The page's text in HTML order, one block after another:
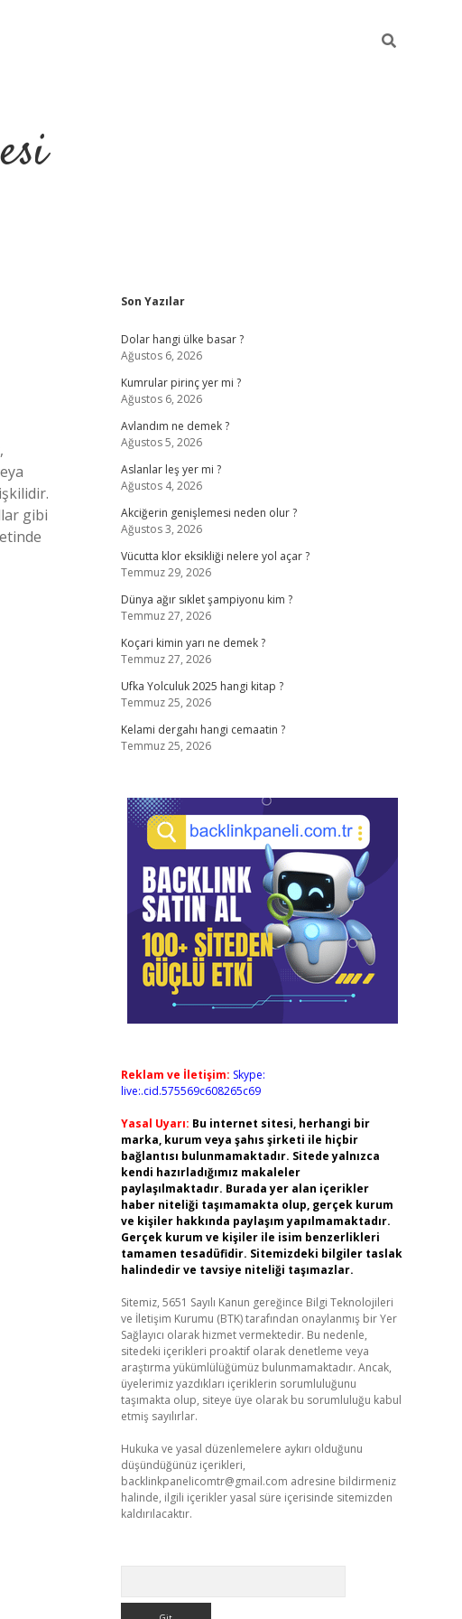
gibi
Sidebar
Son Yazılar
Dolar hangi ülke basar ?
Ağustos 6, 2026
Kumrular pirinç yer mi ?
Ağustos 6, 2026
Avlandım ne demek ?
Ağustos 5, 2026
Aslanlar leş yer mi ?
Ağustos 4, 2026
Akciğerin genişlemesi neden olur ?
Ağustos 3, 2026
Vücutta klor eksikliği nelere yol açar ?
Temmuz 29, 2026
Dünya ağır sıklet şampiyonu kim ?
Temmuz 27, 2026
Koçari kimin yarı ne demek ?
Temmuz 27, 2026
Ufka Yolculuk 2025 hangi kitap ?
Temmuz 25, 2026
Kelami dergahı hangi cemaatin ?
Temmuz 25, 2026
Reklam ve İletişim: Skype:
live:.cid.575569c608265c69
Yasal Uyarı: Bu internet sitesi, herhangi bir
marka, kurum veya şahıs şirketi ile hiçbir
bağlantısı bulunmamaktadır. Sitede yalnızca
kendi hazırladığımız makaleler
paylaşılmaktadır. Burada yer alan içerikler
haber niteliği taşımamakta olup, gerçek kurum
ve kişiler hakkında paylaşım yapılmamaktadır.
Gerçek kurum ve kişiler ile isim benzerlikleri
tamamen tesadüfidir. Sitemizdeki bilgiler taslak
halindedir ve tavsiye niteliği taşımazlar.
Sitemiz, 5651 Sayılı Kanun gereğince Bilgi Teknolojileri
ve İletişim Kurumu (BTK) tarafından onaylanmış bir Yer
Sağlayıcı olarak hizmet vermektedir. Bu nedenle,
sitedeki içerikleri proaktif olarak denetleme veya
araştırma yükümlülüğümüz bulunmamaktadır. Ancak,
üyelerimiz yazdıkları içeriklerin sorumluluğunu
taşımakta olup, siteye üye olarak bu sorumluluğu kabul
etmiş sayılırlar.
Hukuka ve yasal düzenlemelere aykırı olduğunu
düşündüğünüz içerikleri,
backlinkpanelicomtr@gmail.com adresine bildirmeniz
halinde, ilgili içerikler yasal süre içerisinde sitemizden
kaldırılacaktır.